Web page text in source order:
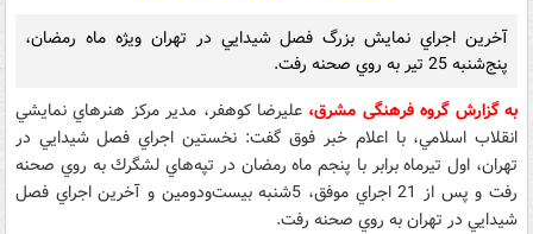
آخرين اجراي نمايش بزرگ فصل شيدايي در تهران ويژه ماه رمضان،
پنج‌شنبه 25 تير به روي صحنه رفت.
به گزارش گروه فرهنگی مشرق، ‌عليرضا كوهفر، مدير مركز هنرهاي نمايشي
انقلاب اسلامي، با اعلام خبر فوق گفت: نخستين اجراي فصل شيدايي در
تهران، اول تيرماه برابر با پنجم ماه رمضان در تپه‌هاي لشگرك به روي صحنه
رفت و پس از 21 اجراي موفق، 5شنبه بيست‌ودومين و آخرين اجراي فصل
شيدايي در تهران به روي صحنه رفت.